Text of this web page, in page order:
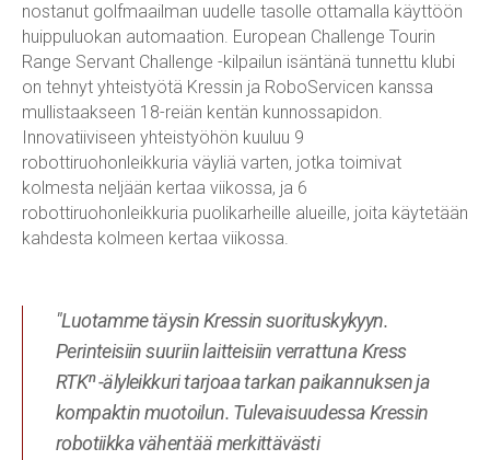
nostanut golfmaailman uudelle tasolle ottamalla käyttöön
huippuluokan automaation. European Challenge Tourin
Range Servant Challenge -kilpailun isäntänä tunnettu klubi
on tehnyt yhteistyötä Kressin ja RoboServicen kanssa
mullistaakseen 18-reiän kentän kunnossapidon.
Innovatiiviseen yhteistyöhön kuuluu 9
robottiruohonleikkuria väyliä varten, jotka toimivat
kolmesta neljään kertaa viikossa, ja 6
robottiruohonleikkuria puolikarheille alueille, joita käytetään
kahdesta kolmeen kertaa viikossa.
"Luotamme täysin Kressin suorituskykyyn.
Perinteisiin suuriin laitteisiin verrattuna Kress
RTKⁿ -älyleikkuri tarjoaa tarkan paikannuksen ja
kompaktin muotoilun. Tulevaisuudessa Kressin
robotiikka vähentää merkittävästi